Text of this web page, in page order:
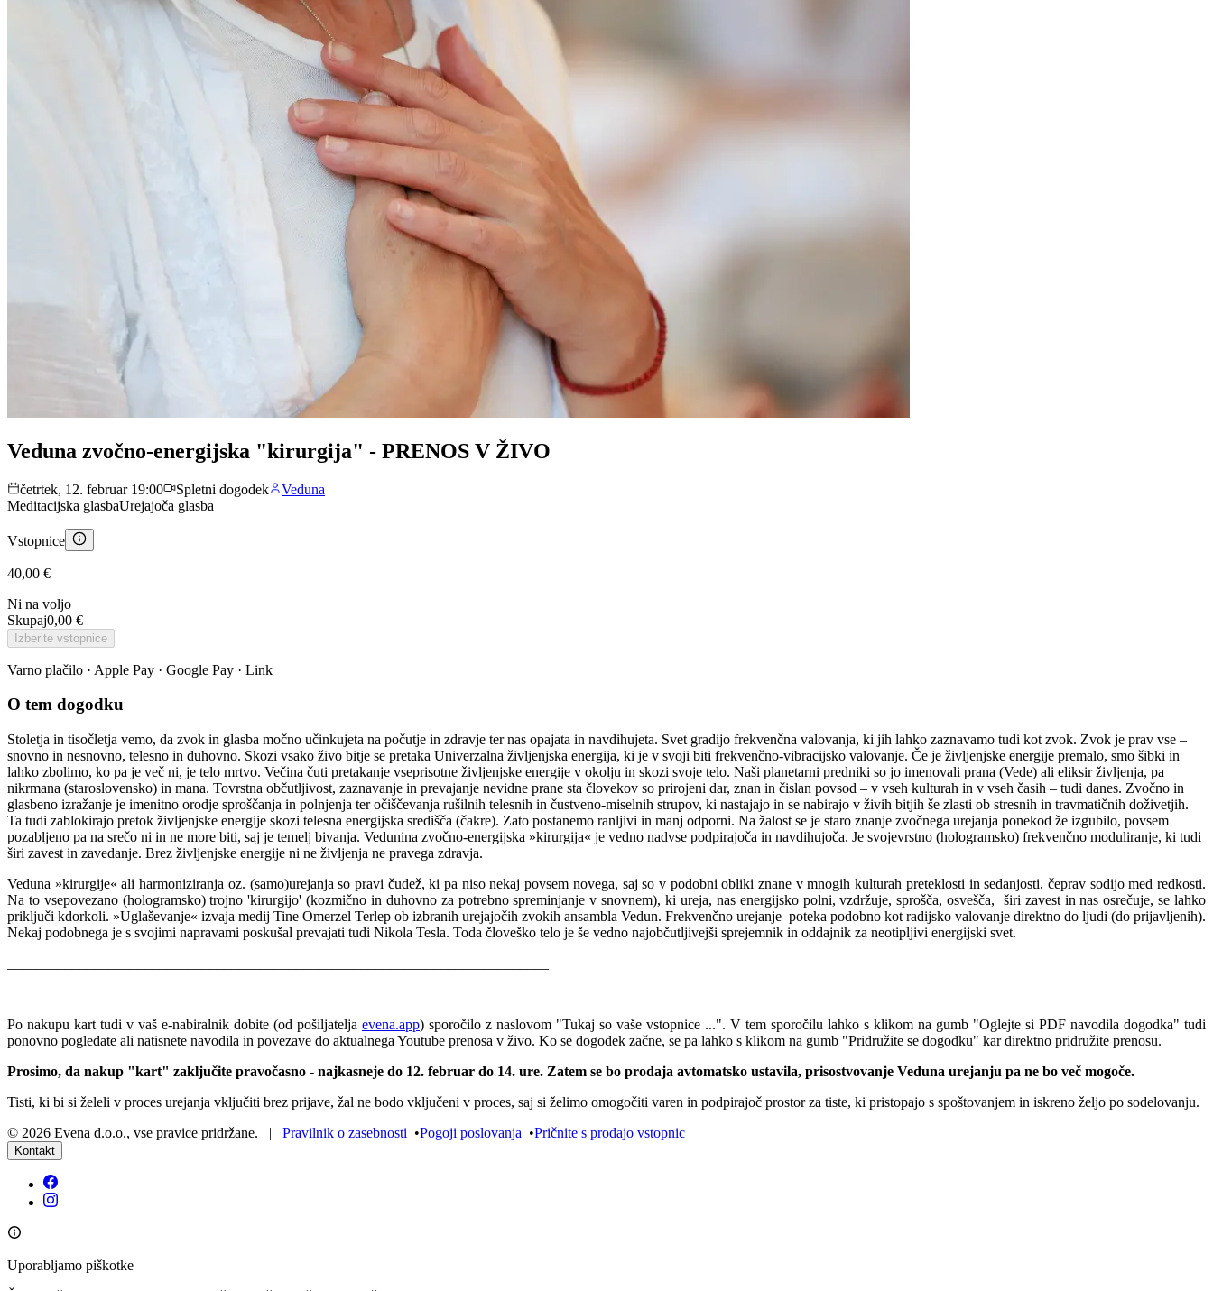
Veduna zvočno-energijska "kirurgija" - PRENOS V ŽIVO
četrtek, 12. februar 19:00 Spletni dogodek
Veduna
Meditacijska glasbaUrejajoča glasba
Vstopnice
40,00 €
Ni na voljo
Skupaj0,00 €
Izberite vstopnice
Varno plačilo · Apple Pay · Google Pay · Link
O tem dogodku
Stoletja in tisočletja vemo, da zvok in glasba močno učinkujeta na počutje in zdravje ter nas opajata in navdihujeta. Svet gradijo frekvenčna valovanja, ki jih lahko zaznavamo tudi kot zvok. Zvok je prav vse –
snovno in nesnovno, telesno in duhovno. Skozi vsako živo bitje se pretaka Univerzalna življenjska energija, ki je v svoji biti frekvenčno-vibracijsko valovanje. Če je življenjske energije premalo, smo šibki in
lahko zbolimo, ko pa je več ni, je telo mrtvo. Večina čuti pretakanje vseprisotne življenjske energije v okolju in skozi svoje telo. Naši planetarni predniki so jo imenovali prana (Vede) ali eliksir življenja, pa
nikrmana (staroslovensko) in mana. Tovrstna občutljivost, zaznavanje in prevajanje nevidne prane sta človekov so prirojeni dar, znan in čislan povsod – v vseh kulturah in v vseh časih – tudi danes. Zvočno in
glasbeno izražanje je imenitno orodje sproščanja in polnjenja ter očiščevanja rušilnih telesnih in čustveno-miselnih strupov, ki nastajajo in se nabirajo v živih bitjih še zlasti ob stresnih in travmatičnih doživetjih.
Ta tudi zablokirajo pretok življenjske energije skozi telesna energijska središča (čakre). Zato postanemo ranljivi in manj odporni. Na žalost se je staro znanje zvočnega urejanja ponekod že izgubilo, povsem
pozabljeno pa na srečo ni in ne more biti, saj je temelj bivanja. Vedunina zvočno-energijska »kirurgija« je vedno nadvse podpirajoča in navdihujoča. Je svojevrstno (hologramsko) frekvenčno moduliranje, ki tudi
širi zavest in zavedanje. Brez življenjske energije ni ne življenja ne pravega zdravja.
Veduna »kirurgije« ali harmoniziranja oz. (samo)urejanja so pravi čudež, ki pa niso nekaj povsem novega, saj so v podobni obliki znane v mnogih kulturah preteklosti in sedanjosti, čeprav sodijo med redkosti.
Na to vsepovezano (hologramsko) trojno 'kirurgijo' (kozmično in duhovno za potrebno spreminjanje v snovnem), ki ureja, nas energijsko polni, vzdržuje, sprošča, osvešča, širi zavest in nas osrečuje, se lahko
priključi kdorkoli. »Uglaševanje« izvaja medij Tine Omerzel Terlep ob izbranih urejajočih zvokih ansambla Vedun. Frekvenčno urejanje poteka podobno kot radijsko valovanje direktno do ljudi (do prijavljenih).
Nekaj podobnega je s svojimi napravami poskušal prevajati tudi Nikola Tesla. Toda človeško telo je še vedno najobčutljivejši sprejemnik in oddajnik za neotipljivi energijski svet.
Po nakupu kart tudi v vaš e-nabiralnik dobite (od pošiljatelja evena.app) sporočilo z naslovom "Tukaj so vaše vstopnice ...". V tem sporočilu lahko s klikom na gumb "Oglejte si PDF navodila dogodka" tudi
ponovno pogledate ali natisnete navodila in povezave do aktualnega Youtube prenosa v živo. Ko se dogodek začne, se pa lahko s klikom na gumb "Pridružite se dogodku" kar direktno pridružite prenosu.
Prosimo, da nakup "kart" zaključite pravočasno - najkasneje do 12. februar do 14. ure. Zatem se bo prodaja avtomatsko ustavila, prisostvovanje Veduna urejanju pa ne bo več mogoče.
Tisti, ki bi si želeli v proces urejanja vključiti brez prijave, žal ne bodo vključeni v proces, saj si želimo omogočiti varen in podpirajoč prostor za tiste, ki pristopajo s spoštovanjem in iskreno željo po sodelovanju.
© 2026 Evena d.o.o., vse pravice pridržane. | Pravilnik o zasebnosti •Pogoji poslovanja •Pričnite s prodajo vstopnic
Kontakt
Uporabljamo piškotke